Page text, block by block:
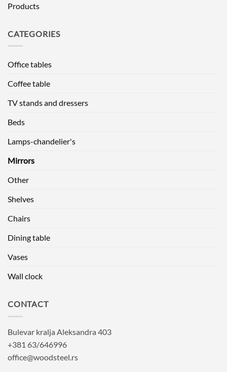
Products
CATEGORIES
Office tables
Coffee table
TV stands and dressers
Beds
Lamps-chandelier's
Mirrors
Other
Shelves
Chairs
Dining table
Vases
Wall clock
CONTACT
Bulevar kralja Aleksandra 403
+381 63/646996
office@woodsteel.rs